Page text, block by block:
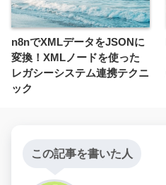
n8nでXMLデータをJSONに
変換！XMLノードを使った
レガシーシステム連携テクニ
ック
この記事を書いた人